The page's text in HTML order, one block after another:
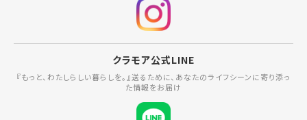
クラモア公式LINE
『もっと、わたしらしい暮らしを。』送るために、あなたのライフシーンに寄り添っ
た情報をお届け